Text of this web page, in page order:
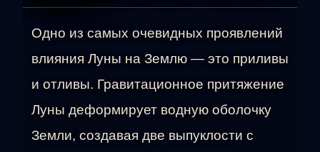
Одно из самых очевидных проявлений
влияния Луны на Землю — это приливы
и отливы. Гравитационное притяжение
Луны деформирует водную оболочку
Земли, создавая две выпуклости с